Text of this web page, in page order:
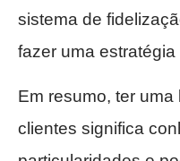
sistema de
fazer uma estratégia
Em resumo, ter
clientes significa